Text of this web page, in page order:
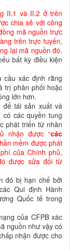
II.1 và II.2 ở trên
chia sẻ với công
mã nguồn trực
trên trực tuyến,
lại mã nguồn đó.
bất kỳ điều kiện
cầu xác định rằng
trị phân phối hoặc
lớn hơn.
để tái sản xuất và
các quyền tung
phát triển từ nhân
nhận được “các
mềm được phát
của Chính phủ,
được sửa đổi từ
đó bị hạn chế bởi
Qui định Hành
Quốc tế trong
của CFPB xác
nguồn như vậy có
nhận được cho